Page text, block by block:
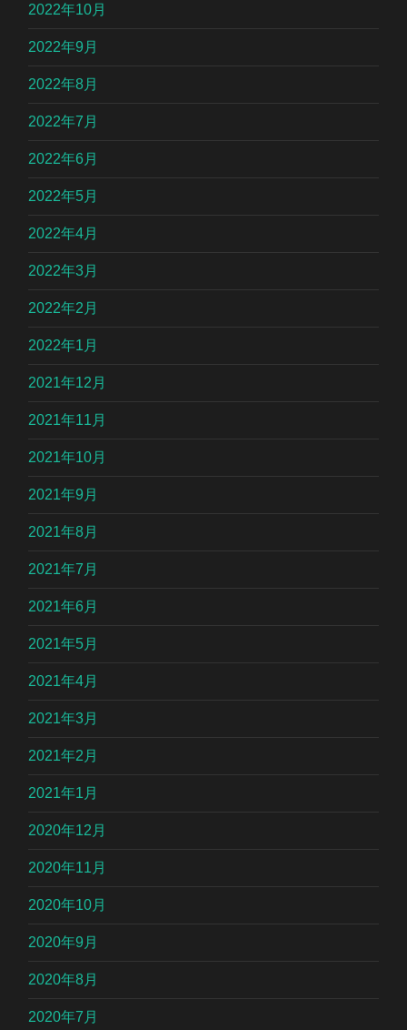
2022年10月
2022年9月
2022年8月
2022年7月
2022年6月
2022年5月
2022年4月
2022年3月
2022年2月
2022年1月
2021年12月
2021年11月
2021年10月
2021年9月
2021年8月
2021年7月
2021年6月
2021年5月
2021年4月
2021年3月
2021年2月
2021年1月
2020年12月
2020年11月
2020年10月
2020年9月
2020年8月
2020年7月